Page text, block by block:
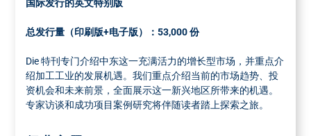
97204 Höchberg, Germany
所需数量：全部版次+1.5 %补加纸张 ，部分版次+10 %。补
国际发行的英文特别版
总发行量（印刷版+电子版）：53,000 份
Die 特刊专门介绍中东这一充满活力的增长型市场，并重点介
绍加工工业的发展机遇。我们重点介绍当前的市场趋势、投
资机会和未来前景，全面展示这一新兴地区所带来的机遇。
专家访谈和成功项目案例研究将伴随读者踏上探索之旅。